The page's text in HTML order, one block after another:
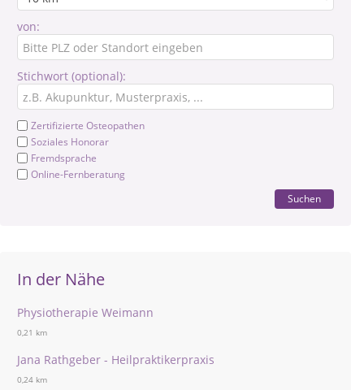
von:
Stichwort (optional):
Zertifizierte Osteopathen
Soziales Honorar
Fremdsprache
Online-Fernberatung
Suchen
In der Nähe
Physiotherapie Weimann
0,21 km
Jana Rathgeber - Heilpraktikerpraxis
0,24 km